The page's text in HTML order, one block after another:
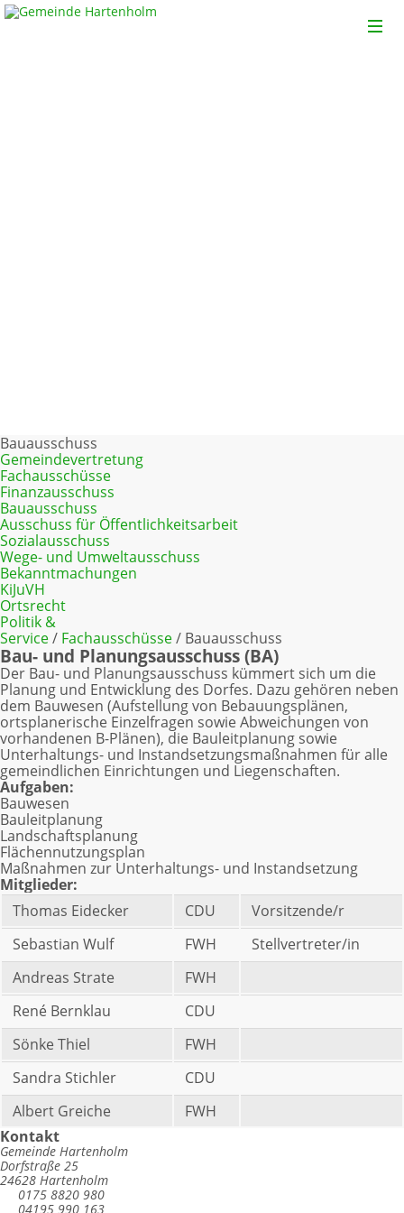
Automatischen Wechsel aktivieren
Bauausschuss
Gemeindevertretung
Fachausschüsse
Finanzausschuss
Bauausschuss
Ausschuss für Öffentlichkeitsarbeit
Sozialausschuss
Wege- und Umweltausschuss
Bekanntmachungen
KiJuVH
Ortsrecht
Politik &
Service/ Fachausschüsse/ Bauausschuss
Hauptbereich
Bau- und Planungsausschuss (BA)
Der Bau- und Planungsausschuss kümmert sich um die
Planung und Entwicklung des Dorfes. Dazu gehören neben
dem Bauwesen (Aufstellung von Bebauungsplänen,
ortsplanerische Einzelfragen sowie Abweichungen von
vorhandenen B-Plänen), die Bauleitplanung sowie
Unterhaltungs- und Instandsetzungsmaßnahmen für alle
gemeindlichen Einrichtungen und Liegenschaften.
Aufgaben:
Bauwesen
Bauleitplanung
Landschaftsplanung
Flächennutzungsplan
Maßnahmen zur Unterhaltungs- und Instandsetzung
Mitglieder:
Thomas Eidecker
CDU
Vorsitzende/r
Sebastian Wulf
FWH
Stellvertreter/in
Andreas Strate
FWH
René Bernklau
CDU
Sönke Thiel
FWH
Sandra Stichler
CDU
Albert Greiche
FWH
Kontakt
Gemeinde Hartenholm
Dorfstraße 25
24628 Hartenholm
0175 8820 980
04195 990 163